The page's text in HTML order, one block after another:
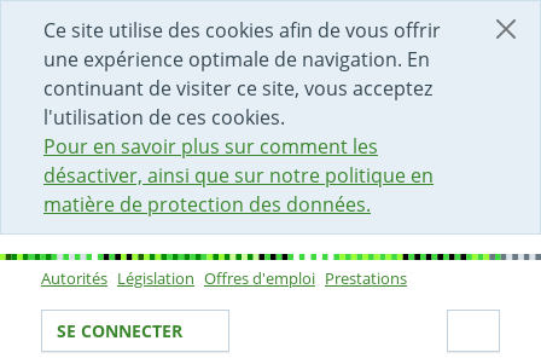
Ce site utilise des cookies afin de vous offrir
une expérience optimale de navigation. En
continuant de visiter ce site, vous acceptez
l'utilisation de ces cookies.
Pour en savoir plus sur comment les
désactiver, ainsi que sur notre politique en
matière de protection des données.
DÉBUT DU CONTENU DE LA PAGE
ACCÈS AU CHAMP DE RECHERCHE
PAGE D'ACCUEIL
FORMULAIRE DE CONTACT
Sous-navigation
Autorités Législation Offres d'emploi Prestations
Votre identité
SE CONNECTER